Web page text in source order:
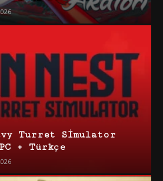
Turret Simulator
+ Türkçe